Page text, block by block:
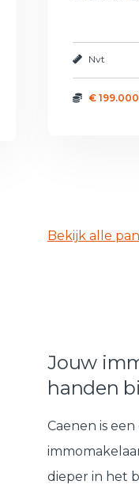
Nvt
€ 199.000
Bekijk alle
Jouw
handen
Caenen is
dieper in het